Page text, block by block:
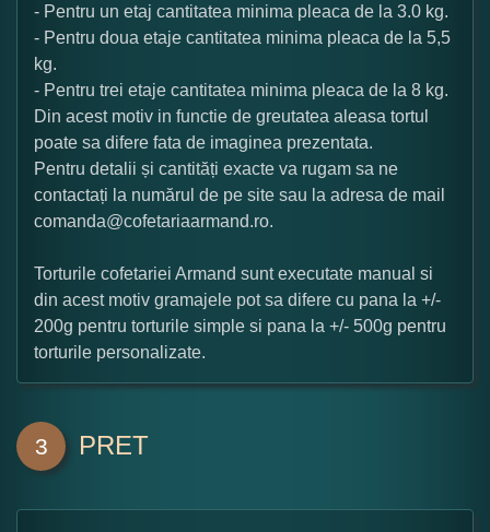
- Pentru un etaj cantitatea minima pleaca de la 3.0 kg.
- Pentru doua etaje cantitatea minima pleaca de la 5,5
kg.
- Pentru trei etaje cantitatea minima pleaca de la 8 kg.
Din acest motiv in functie de greutatea aleasa tortul
poate sa difere fata de imaginea prezentata.
Pentru detalii și cantități exacte va rugam sa ne
contactați la numărul de pe site sau la adresa de mail
comanda@cofetariaarmand.ro.
Torturile cofetariei Armand sunt executate manual si
din acest motiv gramajele pot sa difere cu pana la +/-
200g pentru torturile simple si pana la +/- 500g pentru
torturile personalizate.
3 PRET